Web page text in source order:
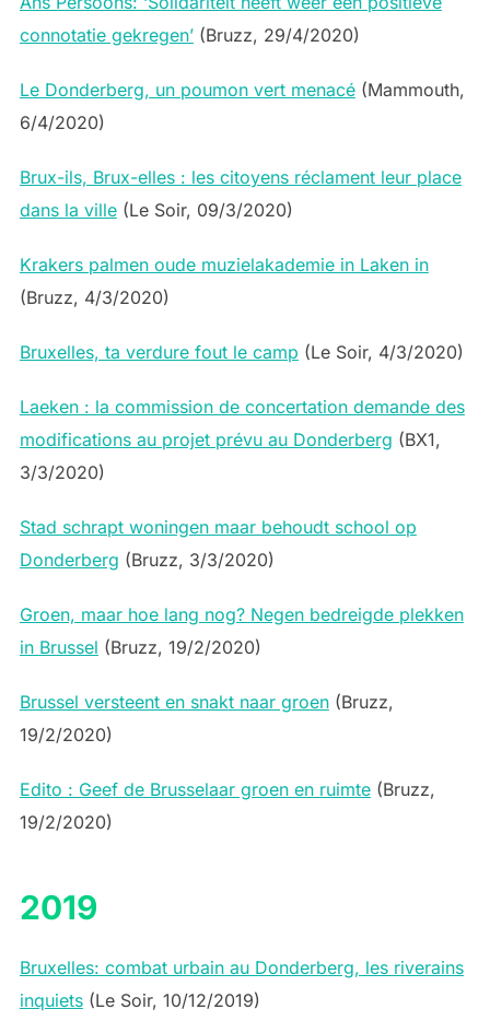
connotatie gekregen’(Bruzz, 29/4/2020)
Le Donderberg, un poumon vert menacé(Mammouth,
6/4/2020)
Brux-ils, Brux-elles : les citoyens réclament leur place
dans la ville(Le Soir, 09/3/2020)
Krakers palmen oude muzielakademie in Laken in
(Bruzz, 4/3/2020)
Bruxelles, ta verdure fout le camp (Le Soir, 4/3/2020)
Laeken : la commission de concertation demande des
modifications au projet prévu au Donderberg (BX1,
3/3/2020)
Stad schrapt woningen maar behoudt school op
Donderberg (Bruzz, 3/3/2020)
Groen, maar hoe lang nog? Negen bedreigde plekken
in Brussel (Bruzz, 19/2/2020)
Brussel versteent en snakt naar groen(Bruzz,
19/2/2020)
Edito : Geef de Brusselaar groen en ruimte(Bruzz,
19/2/2020)
2019
Bruxelles: combat urbain au Donderberg, les riverains
inquiets(Le Soir, 10/12/2019)